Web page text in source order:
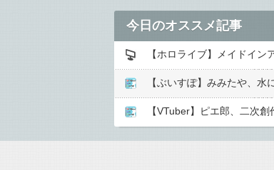
今日のオススメ記事
【ホロライブ】メイドイ
【ぶいすぽ】みみたや、
【VTuber】ピエ郎、二次